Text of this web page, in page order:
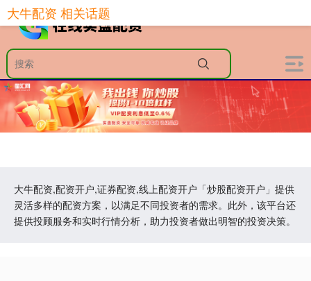
大牛配资,配资开户,证券配资,线上配资开户「炒股配资开户」提供
灵活多样的配资方案，以满足不同投资者的需求。此外，该平台还
提供投顾服务和实时行情分析，助力投资者做出明智的投资决策。
大牛配资 相关话题